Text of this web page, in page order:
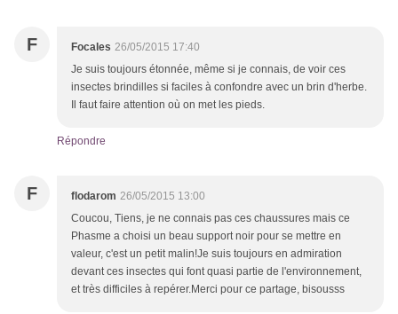
F Focales 26/05/2015 17:40
Je suis toujours étonnée, même si je connais, de voir ces
insectes brindilles si faciles à confondre avec un brin d'herbe.
Il faut faire attention où on met les pieds.
Répondre
F flodarom 26/05/2015 13:00
Coucou, Tiens, je ne connais pas ces chaussures mais ce
Phasme a choisi un beau support noir pour se mettre en
valeur, c'est un petit malin!Je suis toujours en admiration
devant ces insectes qui font quasi partie de l'environnement,
et très difficiles à repérer.Merci pour ce partage, bisousss